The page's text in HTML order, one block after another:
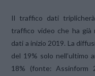
Il traffico dati
traffico video che ha già
dati a inizio 2019. La
del 19% solo nell’ultimo
18% (fonte: Assinform